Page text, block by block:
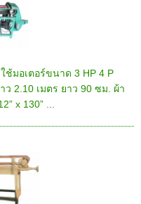
ช้มอเตอร์ขนาด 3 HP 4 P
2.10 เมตร ยาว 90 ซม. ผ้า
x 130” ...